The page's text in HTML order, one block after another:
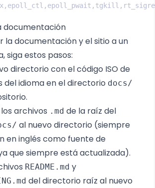
documentación
la documentación y el sitio a un
siga estos pasos:
directorio con el código ISO de
del idioma en el directorio docs/
archivos .md de la raíz del
al nuevo directorio (siempre
en inglés como fuente de
que siempre está actualizada).
README.md y
del directorio raíz al nuevo